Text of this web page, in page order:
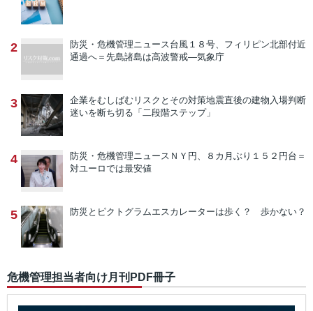
2 防災・危機管理ニュース台風１８号、フィリピン北部付近
通過へ＝先島諸島は高波警戒―気象庁
3 企業をむしばむリスクとその対策地震直後の建物入場判断
迷いを断ち切る「二段階ステップ」
4 防災・危機管理ニュース ＮＹ円、８カ月ぶり１５２円台＝
対ユーロでは最安値
5 防災とピクトグラムエスカレーターは歩く？ 歩かない？
危機管理担当者向け月刊PDF冊子